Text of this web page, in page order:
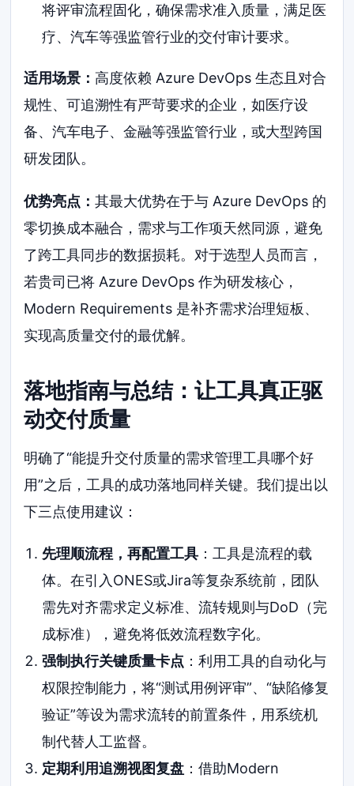
将评审流程固化，确保需求准入质量，满足医
疗、汽车等强监管行业的交付审计要求。
适用场景：高度依赖 Azure DevOps 生态且对合
规性、可追溯性有严苛要求的企业，如医疗设
备、汽车电子、金融等强监管行业，或大型跨国
研发团队。
优势亮点：其最大优势在于与 Azure DevOps 的
零切换成本融合，需求与工作项天然同源，避免
了跨工具同步的数据损耗。对于选型人员而言，
若贵司已将 Azure DevOps 作为研发核心，
Modern Requirements 是补齐需求治理短板、
实现高质量交付的最优解。
落地指南与总结：让工具真正驱
动交付质量
明确了“能提升交付质量的需求管理工具哪个好
用”之后，工具的成功落地同样关键。我们提出以
下三点使用建议：
先理顺流程，再配置工具：工具是流程的载
体。在引入ONES或Jira等复杂系统前，团队
需先对齐需求定义标准、流转规则与DoD（完
成标准），避免将低效流程数字化。
强制执行关键质量卡点 ：利用工具的自动化与
权限控制能力，将“测试用例评审”、“缺陷修复
验证”等设为需求流转的前置条件，用系统机
制代替人工监督。
定期利用追溯视图复盘：借助Modern